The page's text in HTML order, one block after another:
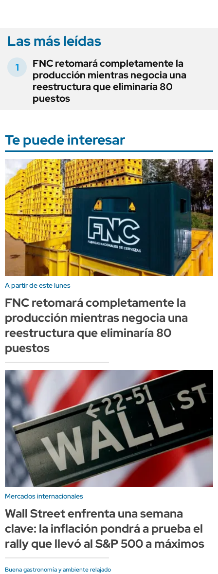
Las más leídas
FNC retomará completamente la
producción mientras negocia una
reestructura que eliminaría 80
puestos
Te puede interesar
A partir de este lunes
FNC retomará completamente la
producción mientras negocia una
reestructura que eliminaría 80
puestos
Mercados internacionales
Wall Street enfrenta una semana
clave: la inflación pondrá a prueba el
rally que llevó al S&P 500 a máximos
Buena gastronomía y ambiente relajado